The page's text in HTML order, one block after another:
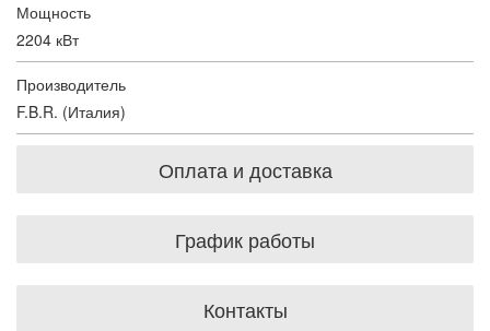
Мощность
2204 кВт
Производитель
F.B.R. (Италия)
Оплата и доставка
График работы
Контакты